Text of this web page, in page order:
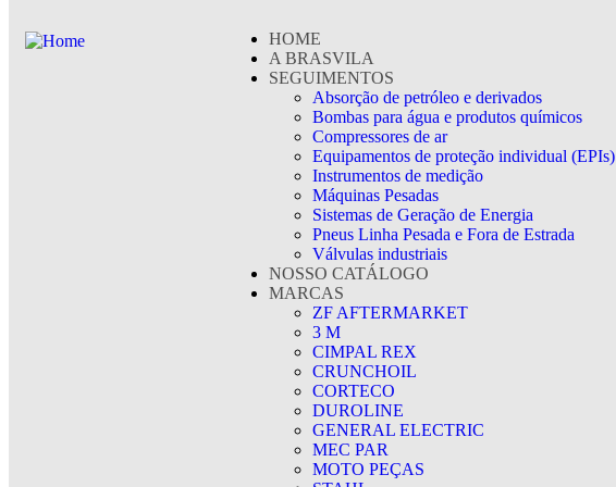
HOME
A BRASVILA
SEGUIMENTOS
Absorção de petróleo e derivados
Bombas para água e produtos químicos
Compressores de ar
Equipamentos de proteção individual (EPIs)
Instrumentos de medição
Máquinas Pesadas
Sistemas de Geração de Energia
Pneus Linha Pesada e Fora de Estrada
Válvulas industriais
NOSSO CATÁLOGO
MARCAS
ZF AFTERMARKET
3 M
CIMPAL REX
CRUNCHOIL
CORTECO
DUROLINE
GENERAL ELECTRIC
MEC PAR
MOTO PEÇAS